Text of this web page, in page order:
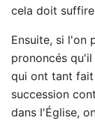
cela doit
Ensuite, si l'on
prononcés
qui ont tant
succession
dans l'Église,